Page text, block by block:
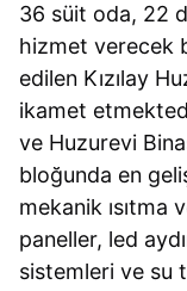
36 süit oda, 22
hizmet verecek
edilen Kızılay
ikamet
ve Huzurevi
bloğunda en
mekanik ısıtma
paneller, led
sistemleri ve su